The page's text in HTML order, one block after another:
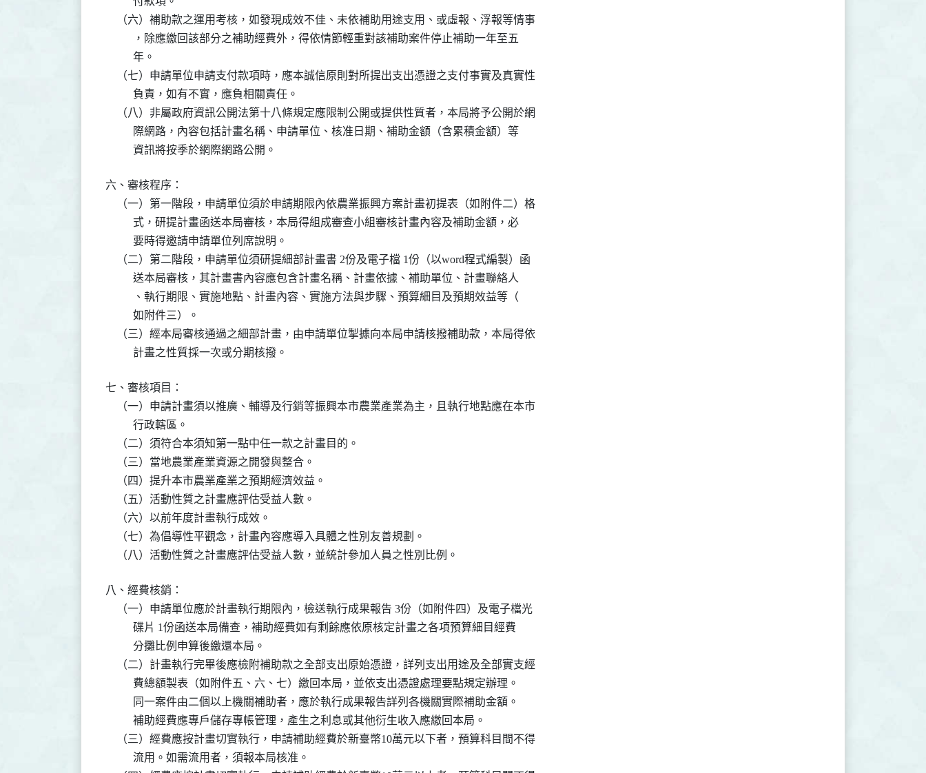
    （六）補助款之運用考核，如發現成效不佳、未依補助用途支用、或虛報、浮報等情事
          ，除應繳回該部分之補助經費外，得依情節輕重對該補助案件停止補助一年至五
          年。
    （七）申請單位申請支付款項時，應本誠信原則對所提出支出憑證之支付事實及真實性
          負責，如有不實，應負相關責任。
    （八）非屬政府資訊公開法第十八條規定應限制公開或提供性質者，本局將予公開於網
          際網路，內容包括計畫名稱、申請單位、核准日期、補助金額（含累積金額）等
          資訊將按季於網際網路公開。
六、審核程序：
    （一）第一階段，申請單位須於申請期限內依農業振興方案計畫初提表（如附件二）格
          式，研提計畫函送本局審核，本局得組成審查小組審核計畫內容及補助金額，必
          要時得邀請申請單位列席說明。
    （二）第二階段，申請單位須研提細部計畫書 2份及電子檔 1份（以word程式編製）函
          送本局審核，其計畫書內容應包含計畫名稱、計畫依據、補助單位、計畫聯絡人
          、執行期限、實施地點、計畫內容、實施方法與步驟、預算細目及預期效益等（
          如附件三）。
    （三）經本局審核通過之細部計畫，由申請單位掣據向本局申請核撥補助款，本局得依
          計畫之性質採一次或分期核撥。
七、審核項目：
    （一）申請計畫須以推廣、輔導及行銷等振興本市農業產業為主，且執行地點應在本市
          行政轄區。
    （二）須符合本須知第一點中任一款之計畫目的。
    （三）當地農業產業資源之開發與整合。
    （四）提升本市農業產業之預期經濟效益。
    （五）活動性質之計畫應評估受益人數。
    （六）以前年度計畫執行成效。
    （七）為倡導性平觀念，計畫內容應導入具體之性別友善規劃。
    （八）活動性質之計畫應評估受益人數，並統計參加人員之性別比例。
八、經費核銷：
    （一）申請單位應於計畫執行期限內，檢送執行成果報告 3份（如附件四）及電子檔光
          碟片 1份函送本局備查，補助經費如有剩餘應依原核定計畫之各項預算細目經費
          分攤比例申算後繳還本局。
    （二）計畫執行完畢後應檢附補助款之全部支出原始憑證，詳列支出用途及全部實支經
          費總額製表（如附件五、六、七）繳回本局，並依支出憑證處理要點規定辦理。
          同一案件由二個以上機關補助者，應於執行成果報告詳列各機關實際補助金額。
          補助經費應專戶儲存專帳管理，產生之利息或其他衍生收入應繳回本局。
    （三）經費應按計畫切實執行，申請補助經費於新臺幣10萬元以下者，預算科目間不得
          流用。如需流用者，須報本局核准。